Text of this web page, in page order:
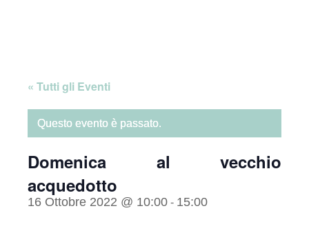
« Tutti gli Eventi
Questo evento è passato.
Domenica al vecchio
acquedotto
16 Ottobre 2022 @ 10:00 - 15:00